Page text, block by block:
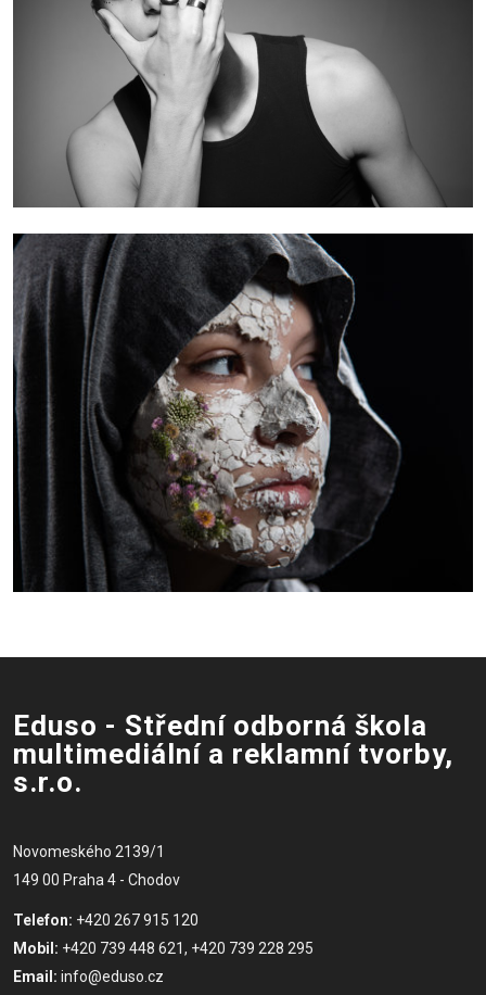
Eduso - Střední odborná škola
multimediální a reklamní tvorby,
s.r.o.
Novomeského 2139/1
149 00 Praha 4 - Chodov
Telefon: +420 267 915 120
Mobil: +420 739 448 621, +420 739 228 295
Email: info@eduso.cz